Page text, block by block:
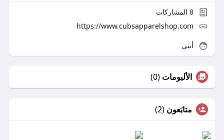
8المشاركات
https://www.cubsapparelshop.com
أنثى
الألبومات (0)
متابَعون (2)